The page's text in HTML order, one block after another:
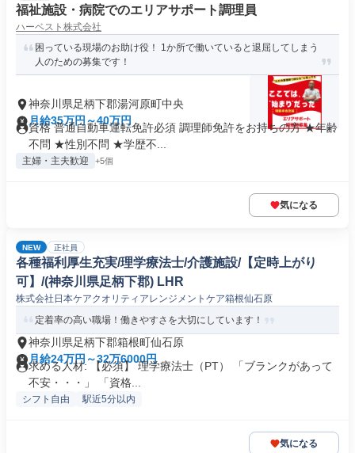
福祉施設・病院でのエリアサポート調理員
ハーベスト株式会社
困っている現場のお助け役！ 1か所で働いていると退屈してしまう
人のための募集です！
神奈川県足柄下郡湯河原町中央
月給35万円～40万円
資格 普通自動車運転免許必須 調理師免許をお持ちの方 ★年齢
不問 ★性別不問 ★学歴不...
主婦・主夫歓迎 +5個
気になる
NEW 正社員
各種福利厚生充実/理学療法士/介護施設/【定時上がり
可】/(神奈川県足柄下郡) LHR
株式会社日本ケアクオリティアレンジメントケア箱根仙石原
定着率の高い職場！働きやすさを大切にしています！
神奈川県足柄下郡箱根町仙石原
月給24万円～32万6000円
求める人材: 【必須】 理学療法士（PT） 「ブランクがあって
不安・・・」 「資格...
シフト自由 駅近5分以内
気になる